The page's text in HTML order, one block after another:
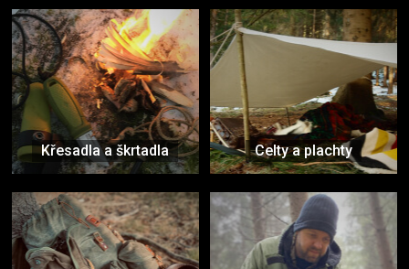
Křesadla a škrtadla Celty a plachty